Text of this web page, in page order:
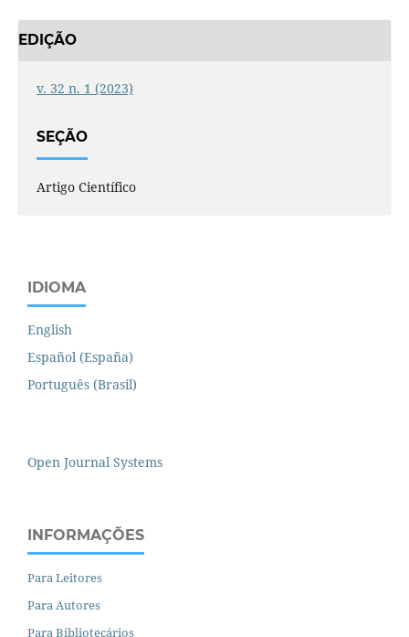
EDIÇÃO
v. 32 n. 1 (2023)
SEÇÃO
Artigo Científico
IDIOMA
English
Español (España)
Português (Brasil)
Open Journal Systems
INFORMAÇÕES
Para Leitores
Para Autores
Para Bibliotecários